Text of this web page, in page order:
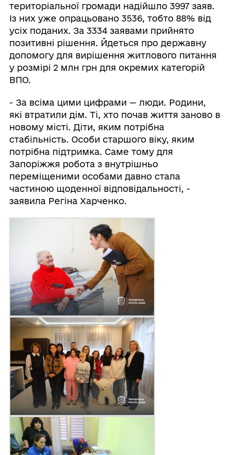
територіальної громади надійшло 3997 заяв.
Із них уже опрацьовано 3536, тобто 88% від
усіх поданих. За 3334 заявами прийнято
позитивні рішення. Йдеться про державну
допомогу для вирішення житлового питання
у розмірі 2 млн грн для окремих категорій
ВПО.
- За всіма цими цифрами — люди. Родини,
які втратили дім. Ті, хто почав життя заново в
новому місті. Діти, яким потрібна
стабільність. Особи старшого віку, яким
потрібна підтримка. Саме тому для
Запоріжжя робота з внутрішньо
переміщеними особами давно стала
частиною щоденної відповідальності, -
заявила Регіна Харченко.